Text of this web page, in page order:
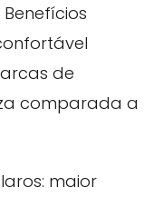
de
comparada a
maior